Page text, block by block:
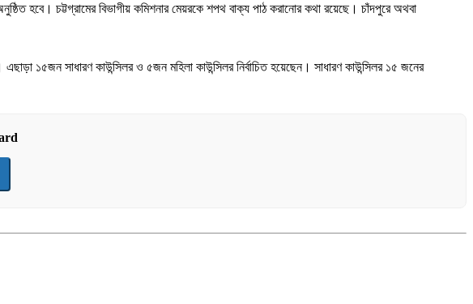
হবে। চট্টগ্রামের বিভাগীয় কমিশনার মেয়রকে শপথ বাক্য পাঠ করানোর কথা রয়েছে। চাঁদপুরে অথবা
১৫জন সাধারণ কাউন্সিলর ও ৫জন মহিলা কাউন্সিলর নির্বাচিত হয়েছেন। সাধারণ কাউন্সিলর ১৫ জনের